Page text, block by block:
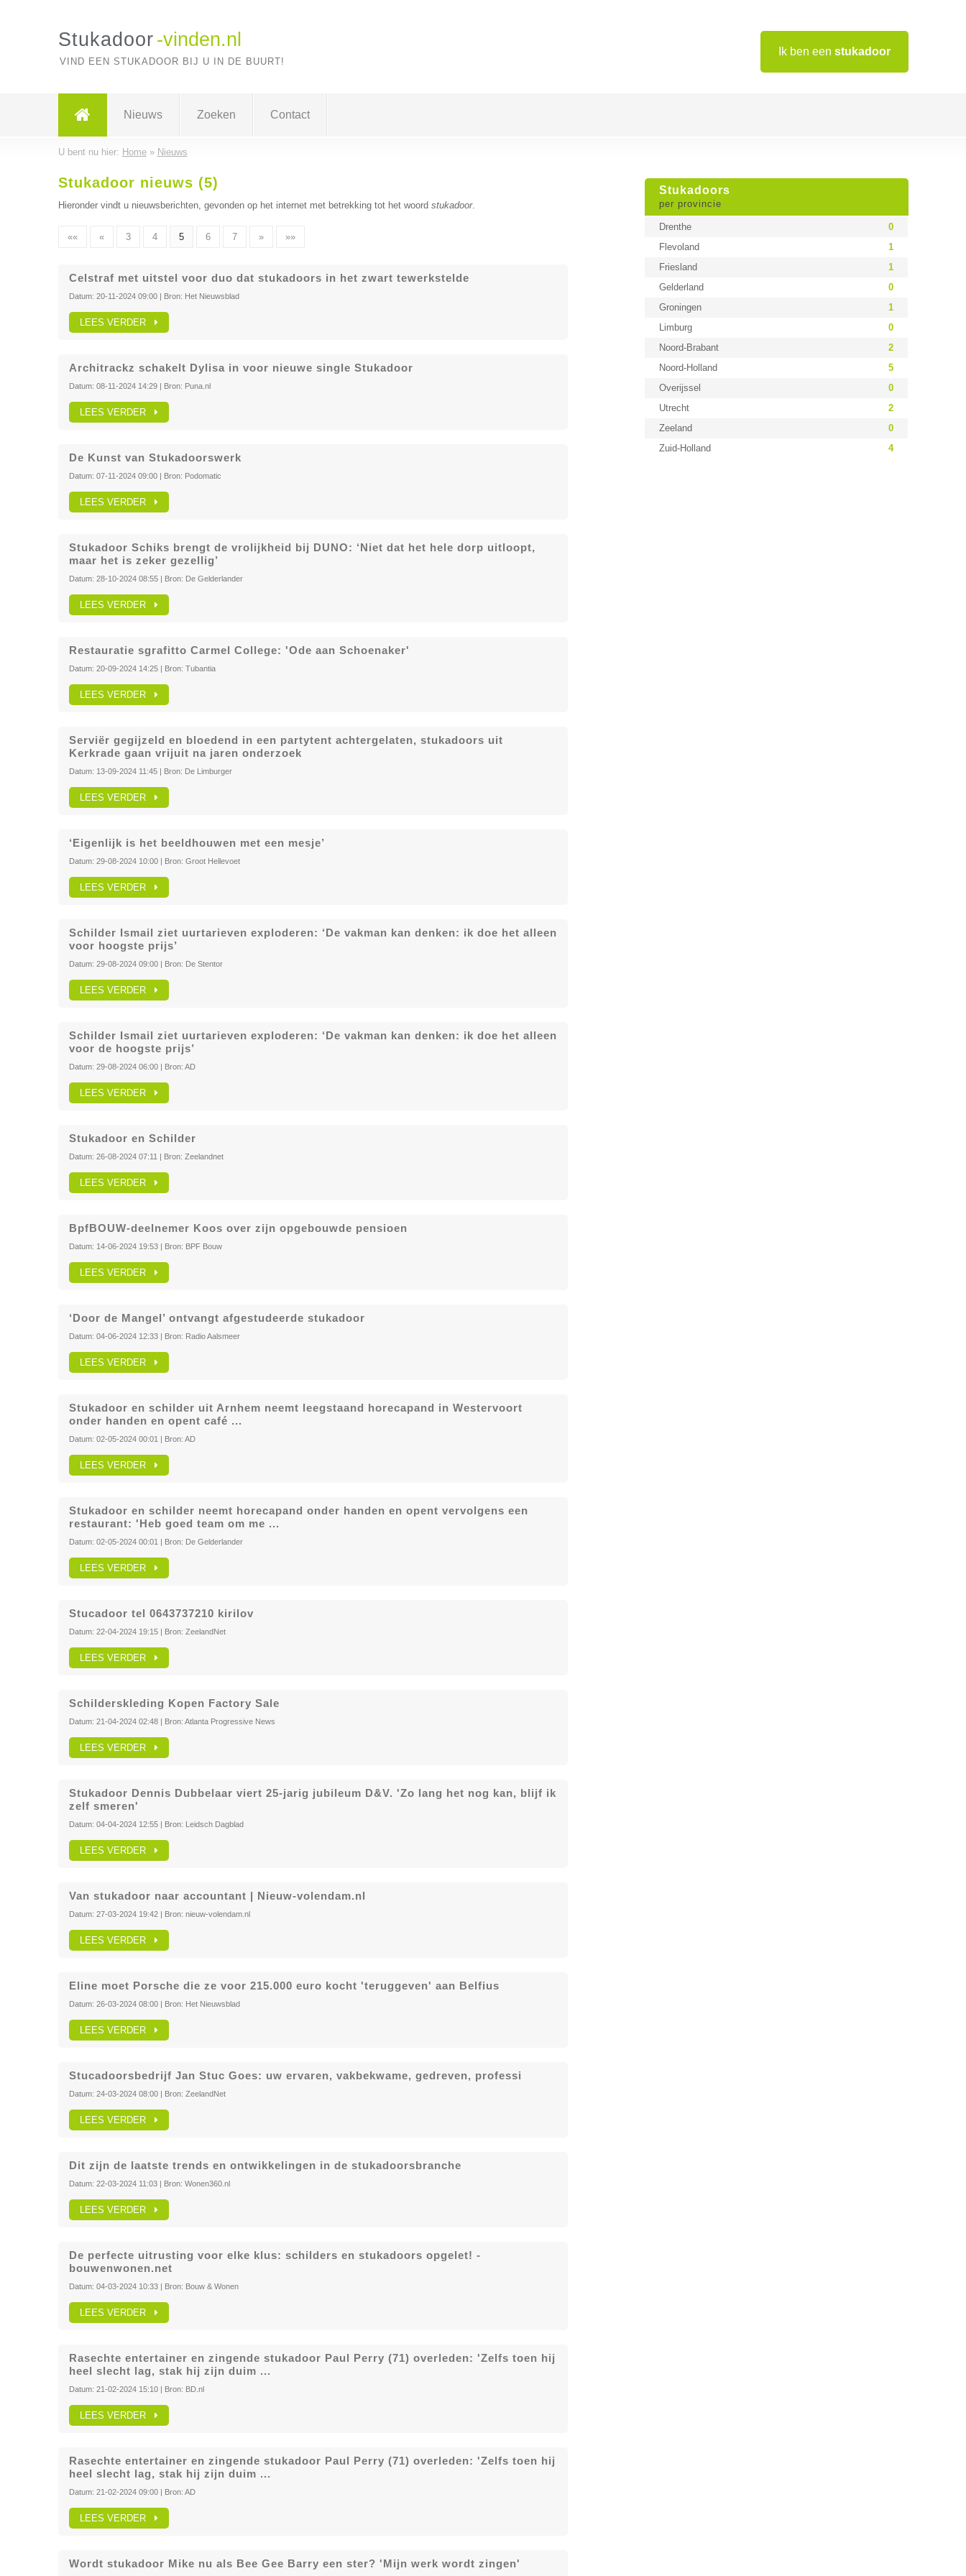
Ik ben een stukadoor
Stukadoor -vinden.nl
VIND EEN STUKADOOR BIJ U IN DE BUURT!
Nieuws Zoeken Contact
U bent nu hier: Home» Nieuws
Stukadoors
per provincie
Drenthe
0
Flevoland
1
Friesland
1
Gelderland
0
Groningen
1
Limburg
0
Noord-Brabant
2
Noord-Holland
5
Overijssel
0
Utrecht
2
Zeeland
0
Zuid-Holland
4
Stukadoor nieuws (5)
Hieronder vindt u nieuwsberichten, gevonden op het internet met betrekking tot het woord stukadoor.
«« « 3 4 5 6 7 » »»
Celstraf met uitstel voor duo dat stukadoors in het zwart tewerkstelde
Datum: 20-11-2024 09:00| Bron: Het Nieuwsblad
LEES VERDER
Architrackz schakelt Dylisa in voor nieuwe single Stukadoor
Datum: 08-11-2024 14:29| Bron: Puna.nl
LEES VERDER
De Kunst van Stukadoorswerk
Datum: 07-11-2024 09:00| Bron: Podomatic
LEES VERDER
Stukadoor Schiks brengt de vrolijkheid bij DUNO: ‘Niet dat het hele dorp uitloopt,
maar het is zeker gezellig’
Datum: 28-10-2024 08:55| Bron: De Gelderlander
LEES VERDER
Restauratie sgrafitto Carmel College: 'Ode aan Schoenaker'
Datum: 20-09-2024 14:25| Bron: Tubantia
LEES VERDER
Serviër gegijzeld en bloedend in een partytent achtergelaten, stukadoors uit
Kerkrade gaan vrijuit na jaren onderzoek
Datum: 13-09-2024 11:45| Bron: De Limburger
LEES VERDER
‘Eigenlijk is het beeldhouwen met een mesje’
Datum: 29-08-2024 10:00| Bron: Groot Hellevoet
LEES VERDER
Schilder Ismail ziet uurtarieven exploderen: ‘De vakman kan denken: ik doe het alleen
voor hoogste prijs’
Datum: 29-08-2024 09:00| Bron: De Stentor
LEES VERDER
Schilder Ismail ziet uurtarieven exploderen: ‘De vakman kan denken: ik doe het alleen
voor de hoogste prijs’
Datum: 29-08-2024 06:00| Bron: AD
LEES VERDER
Stukadoor en Schilder
Datum: 26-08-2024 07:11 | Bron: Zeelandnet
LEES VERDER
BpfBOUW-deelnemer Koos over zijn opgebouwde pensioen
Datum: 14-06-2024 19:53| Bron: BPF Bouw
LEES VERDER
‘Door de Mangel’ ontvangt afgestudeerde stukadoor
Datum: 04-06-2024 12:33| Bron: Radio Aalsmeer
LEES VERDER
Stukadoor en schilder uit Arnhem neemt leegstaand horecapand in Westervoort
onder handen en opent café ...
Datum: 02-05-2024 00:01 | Bron: AD
LEES VERDER
Stukadoor en schilder neemt horecapand onder handen en opent vervolgens een
restaurant: 'Heb goed team om me ...
Datum: 02-05-2024 00:01 | Bron: De Gelderlander
LEES VERDER
Stucadoor tel 0643737210 kirilov
Datum: 22-04-2024 19:15| Bron: ZeelandNet
LEES VERDER
Schilderskleding Kopen Factory Sale
Datum: 21-04-2024 02:48| Bron: Atlanta Progressive News
LEES VERDER
Stukadoor Dennis Dubbelaar viert 25-jarig jubileum D&V. 'Zo lang het nog kan, blijf ik
zelf smeren'
Datum: 04-04-2024 12:55| Bron: Leidsch Dagblad
LEES VERDER
Van stukadoor naar accountant | Nieuw-volendam.nl
Datum: 27-03-2024 19:42| Bron: nieuw-volendam.nl
LEES VERDER
Eline moet Porsche die ze voor 215.000 euro kocht 'teruggeven' aan Belfius
Datum: 26-03-2024 08:00| Bron: Het Nieuwsblad
LEES VERDER
Stucadoorsbedrijf Jan Stuc Goes: uw ervaren, vakbekwame, gedreven, professi
Datum: 24-03-2024 08:00| Bron: ZeelandNet
LEES VERDER
Dit zijn de laatste trends en ontwikkelingen in de stukadoorsbranche
Datum: 22-03-2024 11:03| Bron: Wonen360.nl
LEES VERDER
De perfecte uitrusting voor elke klus: schilders en stukadoors opgelet! -
bouwenwonen.net
Datum: 04-03-2024 10:33| Bron: Bouw & Wonen
LEES VERDER
Rasechte entertainer en zingende stukadoor Paul Perry (71) overleden: 'Zelfs toen hij
heel slecht lag, stak hij zijn duim ...
Datum: 21-02-2024 15:10| Bron: BD.nl
LEES VERDER
Rasechte entertainer en zingende stukadoor Paul Perry (71) overleden: 'Zelfs toen hij
heel slecht lag, stak hij zijn duim ...
Datum: 21-02-2024 09:00| Bron: AD
LEES VERDER
Wordt stukadoor Mike nu als Bee Gee Barry een ster? 'Mijn werk wordt zingen'